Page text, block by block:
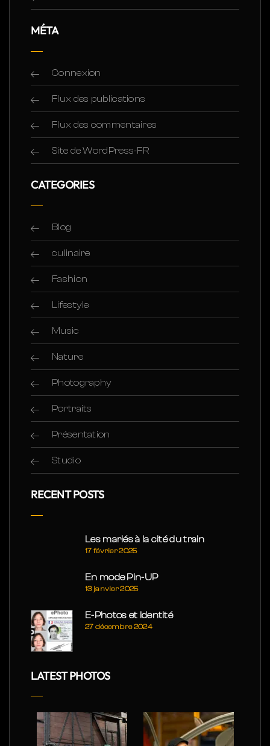
MÉTA
Connexion
Flux des publications
Flux des commentaires
Site de WordPress-FR
CATEGORIES
Blog
culinaire
Fashion
Lifestyle
Music
Nature
Photography
Portraits
Présentation
Studio
RECENT POSTS
Les mariés à la cité du train
17 février 2025
En mode Pin-UP
13 janvier 2025
E-Photos et Identité
27 décembre 2024
LATEST PHOTOS